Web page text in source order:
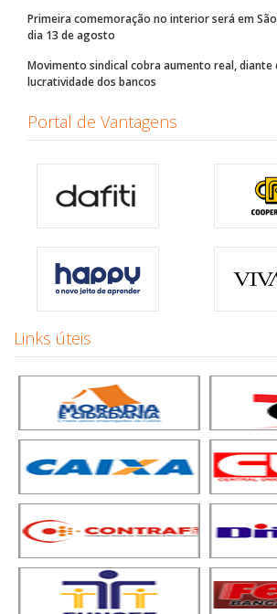
Primeira comemoração no interior será em
dia 13 de agosto
Movimento sindical cobra aumento real, diante
lucratividade dos bancos
Portal de Vantagens
Links úteis